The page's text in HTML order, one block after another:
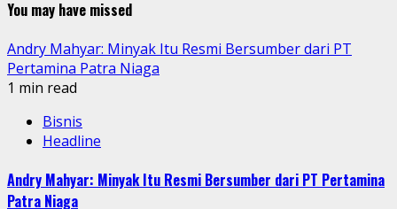
You may have missed
Andry Mahyar: Minyak Itu Resmi Bersumber dari PT
Pertamina Patra Niaga
1 min read
Bisnis
Headline
Andry Mahyar: Minyak Itu Resmi Bersumber dari PT Pertamina
Patra Niaga